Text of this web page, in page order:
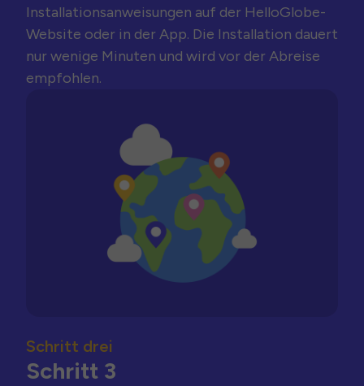
Installationsanweisungen auf der HelloGlobe-
Website oder in der App. Die Installation dauert
nur wenige Minuten und wird vor der Abreise
empfohlen.
Schritt drei
Schritt 3